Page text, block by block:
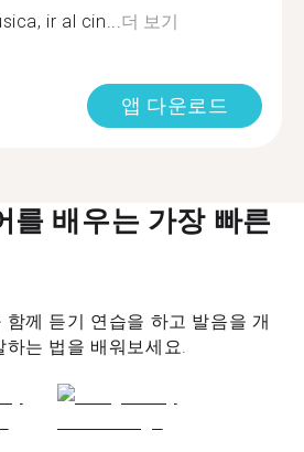
ir al cin... 더 보기
앱 다운로드
를 배우는 가장 빠른
께 듣기 연습을 하고 발음을 개
는 법을 배워보세요.